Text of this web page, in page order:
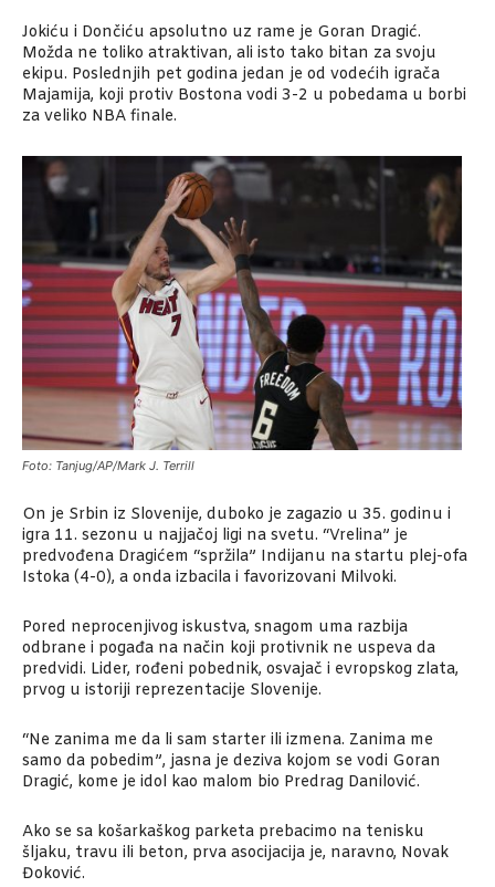
Jokiću i Dončiću apsolutno uz rame je Goran Dragić.
Možda ne toliko atraktivan, ali isto tako bitan za svoju
ekipu. Poslednjih pet godina jedan je od vodećih igrača
Majamija, koji protiv Bostona vodi 3-2 u pobedama u borbi
za veliko NBA finale.
Foto: Tanjug/AP/Mark J. Terrill
On je Srbin iz Slovenije, duboko je zagazio u 35. godinu i
igra 11. sezonu u najjačoj ligi na svetu. “Vrelina” je
predvođena Dragićem “spržila” Indijanu na startu plej-ofa
Istoka (4-0), a onda izbacila i favorizovani Milvoki.
Pored neprocenjivog iskustva, snagom uma razbija
odbrane i pogađa na način koji protivnik ne uspeva da
predvidi. Lider, rođeni pobednik, osvajač i evropskog zlata,
prvog u istoriji reprezentacije Slovenije.
“Ne zanima me da li sam starter ili izmena. Zanima me
samo da pobedim”, jasna je deziva kojom se vodi Goran
Dragić, kome je idol kao malom bio Predrag Danilović.
Ako se sa košarkaškog parketa prebacimo na tenisku
šljaku, travu ili beton, prva asocijacija je, naravno, Novak
Đoković.